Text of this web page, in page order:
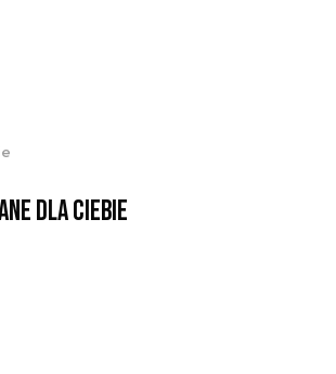
dla Ciebie